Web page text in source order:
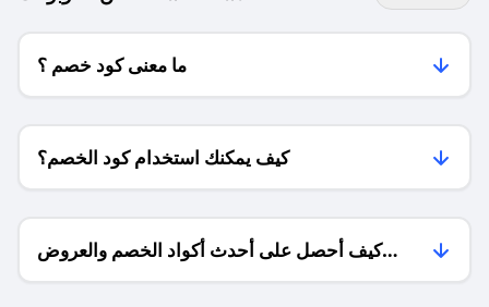
ما معنى كود خصم ؟
كيف يمكنك استخدام كود الخصم؟
كيف أحصل على أحدث أكواد الخصم والعروض
للمتاجر؟